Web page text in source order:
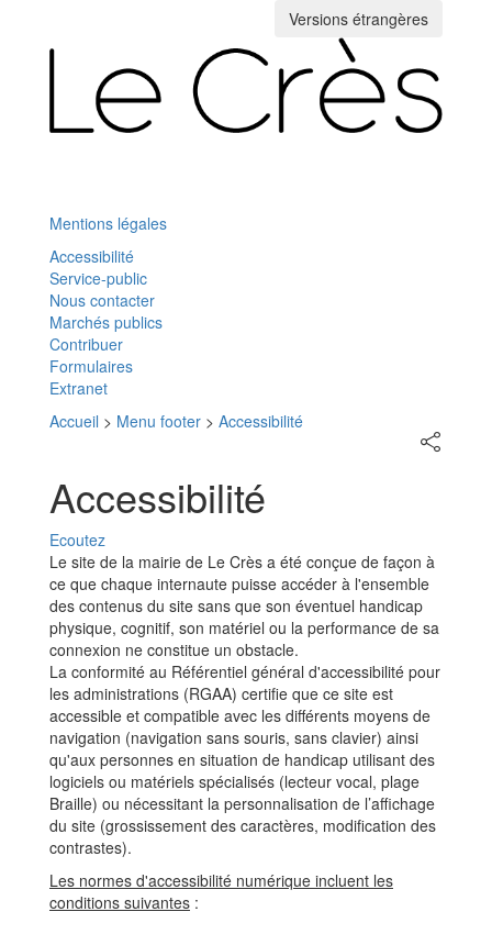
Versions étrangères
Mentions légales
Accessibilité
Service-public
Nous contacter
Marchés publics
Contribuer
Formulaires
Extranet
Accueil > Menu footer > Accessibilité
Partager
sur
Accessibilité
Ecoutez
Le site de la mairie de Le Crès a été conçue de façon à
ce que chaque internaute puisse accéder à l'ensemble
des contenus du site sans que son éventuel handicap
physique, cognitif, son matériel ou la performance de sa
connexion ne constitue un obstacle.
La conformité au Référentiel général d'accessibilité pour
les administrations (RGAA) certifie que ce site est
accessible et compatible avec les différents moyens de
navigation (navigation sans souris, sans clavier) ainsi
qu'aux personnes en situation de handicap utilisant des
logiciels ou matériels spécialisés (lecteur vocal, plage
Braille) ou nécessitant la personnalisation de l’affichage
du site (grossissement des caractères, modification des
contrastes).
Les normes d'accessibilité numérique incluent les
conditions suivantes :